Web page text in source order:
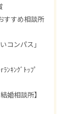
すすめ相談所
コンパス」
ｷﾝｸﾞﾄｯﾌﾟ
婚相談所】